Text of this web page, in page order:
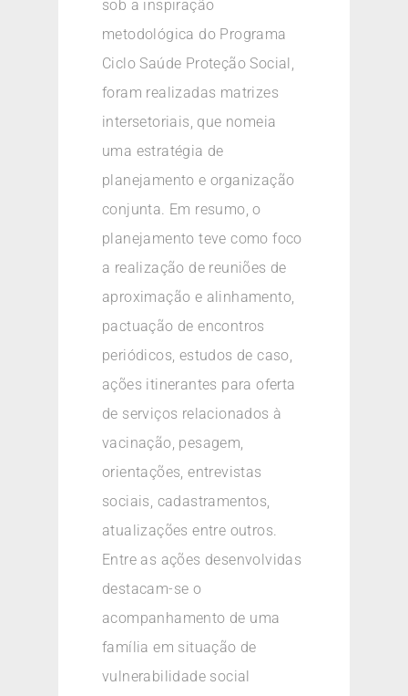
sob a inspiração
metodológica do Programa
Ciclo Saúde Proteção Social,
foram realizadas matrizes
intersetoriais, que nomeia
uma estratégia de
planejamento e organização
conjunta. Em resumo, o
planejamento teve como foco
a realização de reuniões de
aproximação e alinhamento,
pactuação de encontros
periódicos, estudos de caso,
ações itinerantes para oferta
de serviços relacionados à
vacinação, pesagem,
orientações, entrevistas
sociais, cadastramentos,
atualizações entre outros.
Entre as ações desenvolvidas
destacam-se o
acompanhamento de uma
família em situação de
vulnerabilidade social